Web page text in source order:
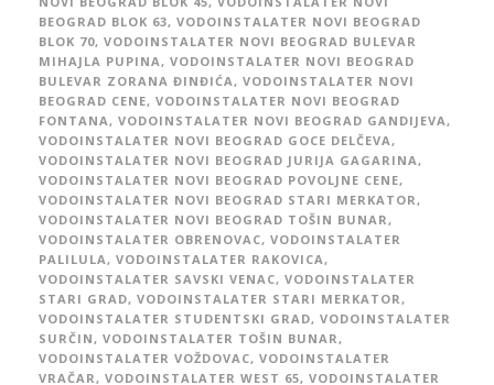
BEOGRAD BLOK 63, VODOINSTALATER NOVI BEOGRAD
BLOK 70, VODOINSTALATER NOVI BEOGRAD BULEVAR
MIHAJLA PUPINA, VODOINSTALATER NOVI BEOGRAD
BULEVAR ZORANA ĐINĐIĆA, VODOINSTALATER NOVI
BEOGRAD CENE, VODOINSTALATER NOVI BEOGRAD
FONTANA, VODOINSTALATER NOVI BEOGRAD GANDIJEVA,
VODOINSTALATER NOVI BEOGRAD GOCE DELČEVA,
VODOINSTALATER NOVI BEOGRAD JURIJA GAGARINA,
VODOINSTALATER NOVI BEOGRAD POVOLJNE CENE,
VODOINSTALATER NOVI BEOGRAD STARI MERKATOR,
VODOINSTALATER NOVI BEOGRAD TOŠIN BUNAR,
VODOINSTALATER OBRENOVAC, VODOINSTALATER
PALILULA, VODOINSTALATER RAKOVICA,
VODOINSTALATER SAVSKI VENAC, VODOINSTALATER
STARI GRAD, VODOINSTALATER STARI MERKATOR,
VODOINSTALATER STUDENTSKI GRAD, VODOINSTALATER
SURČIN, VODOINSTALATER TOŠIN BUNAR,
VODOINSTALATER VOŽDOVAC, VODOINSTALATER
VRAČAR, VODOINSTALATER WEST 65, VODOINSTALATER